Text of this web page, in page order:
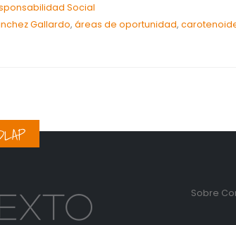
Social
Gallardo, áreas de oportunidad,
Sobre